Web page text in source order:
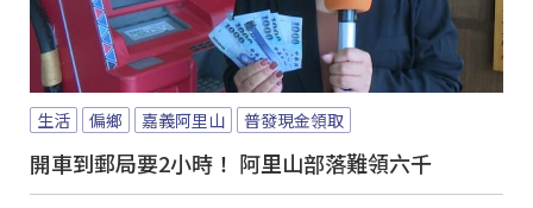
生活 偏鄉 嘉義阿里山 普發現金領取
開車到郵局要2小時！ 阿里山部落難領六千